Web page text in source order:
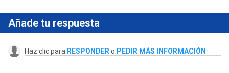
Añade tu respuesta
Haz clic para RESPONDER o PEDIR MÁS INFORMACIÓN